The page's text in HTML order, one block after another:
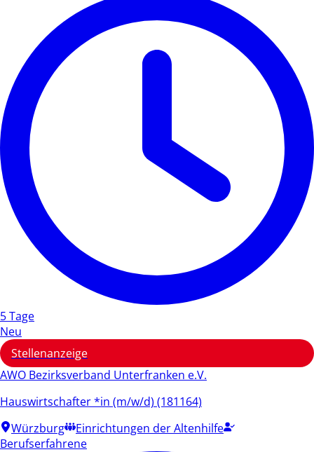
5 Tage
Neu
Stellenanzeige
AWO Bezirksverband Unterfranken e.V.
Hauswirtschafter *in (m/w/d) (181164)
Würzburg
Einrichtungen der Altenhilfe
Berufserfahrene